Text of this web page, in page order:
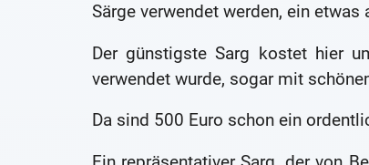
Särge verwendet werden, ein etwas
Der günstigste Sarg kostet hier
verwendet wurde, sogar mit
Da sind 500 Euro schon ein